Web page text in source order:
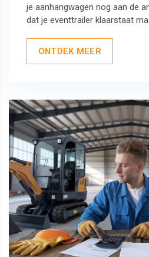
je aanhangwagen nog aan de
dat je eventtrailer klaarstaat
ONTDEK MEER